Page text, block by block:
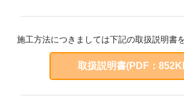
浴槽/バスタブ
施工方法につきましては下記の取扱説明書
取扱説明書(PDF：